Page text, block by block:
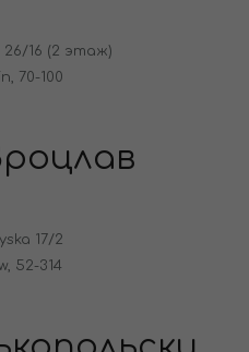
26/16 (2 этаж)
70-100
17/2
52-314